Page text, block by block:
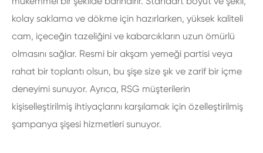
kolay saklama ve dökme için hazırlarken, yüksek kaliteli
cam, içeceğin tazeliğini ve kabarcıkların uzun ömürlü
olmasını sağlar. Resmi bir akşam yemeği partisi veya
rahat bir toplantı olsun, bu şişe size şık ve zarif bir içme
deneyimi sunuyor. Ayrıca, RSG müşterilerin
kişiselleştirilmiş ihtiyaçlarını karşılamak için özelleştirilmiş
şampanya şişesi hizmetleri sunuyor.